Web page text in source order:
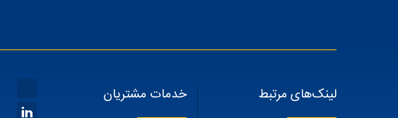
لینک‌های مرتبط خدمات مشتریان